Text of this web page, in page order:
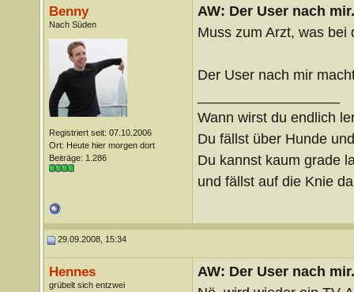
Benny
Nach Süden
Registriert seit: 07.10.2006
Ort: Heute hier morgen dort
Beiträge: 1.286
AW: Der User nach
Muss zum Arzt, was
Der User nach mir
Wann wirst du endlich
Du fällst über Hunde
Du kannst kaum grade
und fällst auf die Knie
29.09.2008, 15:34
Hennes
grübelt sich entzwei
AW: Der User nach